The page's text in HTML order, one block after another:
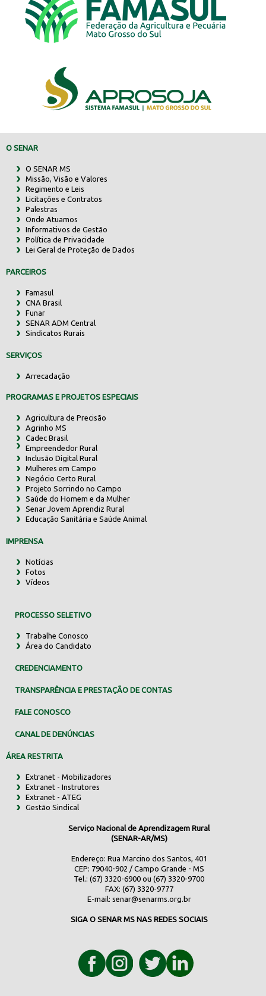
O SENAR
O SENAR MS
Missão, Visão e Valores
Regimento e Leis
Licitações e Contratos
Palestras
Onde Atuamos
Informativos de Gestão
Política de Privacidade
Lei Geral de Proteção de Dados
PARCEIROS
Famasul
CNA Brasil
Funar
SENAR ADM Central
Sindicatos Rurais
SERVIÇOS
Arrecadação
PROGRAMAS E PROJETOS ESPECIAIS
Agricultura de Precisão
Agrinho MS
Cadec Brasil
Empreendedor Rural
Inclusão Digital Rural
Mulheres em Campo
Negócio Certo Rural
Projeto Sorrindo no Campo
Saúde do Homem e da Mulher
Senar Jovem Aprendiz Rural
Educação Sanitária e Saúde Animal
IMPRENSA
Notícias
Fotos
Vídeos
PROCESSO SELETIVO
Trabalhe Conosco
Área do Candidato
CREDENCIAMENTO
TRANSPARÊNCIA E PRESTAÇÃO DE CONTAS
FALE CONOSCO
CANAL DE DENÚNCIAS
ÁREA RESTRITA
Extranet - Mobilizadores
Extranet - Instrutores
Extranet - ATEG
Gestão Sindical
Serviço Nacional de Aprendizagem Rural
(SENAR-AR/MS)
Endereço: Rua Marcino dos Santos, 401
CEP: 79040-902 / Campo Grande - MS
Tel.: (67) 3320-6900 ou (67) 3320-9700
FAX: (67) 3320-9777
E-mail: senar@senarms.org.br
SIGA O SENAR MS NAS REDES SOCIAIS